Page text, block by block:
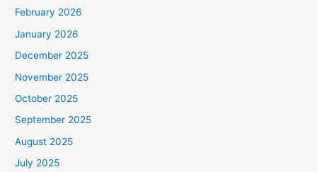
February 2026
January 2026
December 2025
November 2025
October 2025
September 2025
August 2025
July 2025